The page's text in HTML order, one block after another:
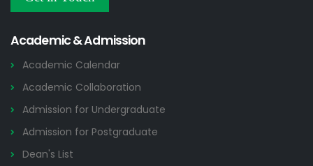
2026
Academic & Admission
Academic Calendar
Academic Collaboration
Admission for Undergraduate
Admission for Postgraduate
Dean's List